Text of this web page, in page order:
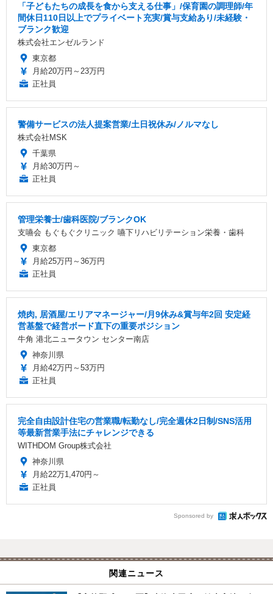
「子どもたちの成長を食から支える仕事」/保育園の調理師/年
間休日110日以上でプライベート充実/賞与支給あり/未経験・
ブランク歓迎
株式会社エンゼルランド
東京都
月給20万円～23万円
正社員
警備サービスの法人提案営業/土日祝休み/ノルマなし
株式会社MSK
千葉県
月給30万円～
正社員
管理栄養士/歯科医院/ブランクOK
支嚥会 もぐもぐクリニック 嚥下リハビリテーション栄養・歯科
東京都
月給25万円～36万円
正社員
焼肉, 居酒屋/エリアマネージャー/月9休み&賞与年2回 安定経
営基盤で経営ボード直下の重要ポジション
牛角 港北ニュータウン センター南店
神奈川県
月給42万円～53万円
正社員
完全自由設計住宅の営業職/転勤なし/完全週休2日制/SNS活用
等最新営業手法にチャレンジできる
WITHDOM Group株式会社
神奈川県
月給22万1,470円～
正社員
Sponsored by
関連ニュース